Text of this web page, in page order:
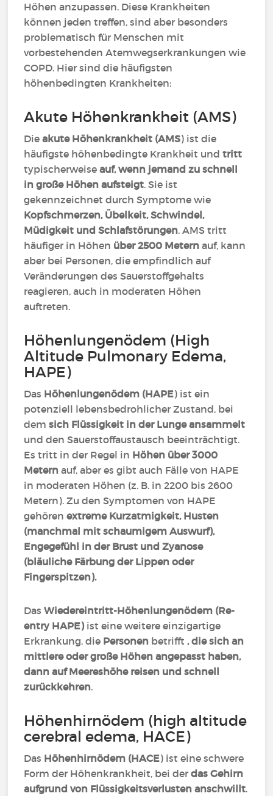
Höhen anzupassen. Diese Krankheiten
können jeden treffen, sind aber besonders
problematisch für Menschen mit
vorbestehenden Atemwegserkrankungen wie
COPD. Hier sind die häufigsten
höhenbedingten Krankheiten:
Akute Höhenkrankheit (AMS)
Die akute Höhenkrankheit (AMS) ist die
häufigste höhenbedingte Krankheit undtritt
typischerweiseauf, wenn jemand zu schnell
in große Höhen aufsteigt. Sie ist
gekennzeichnet durch Symptome wie
Kopfschmerzen, Übelkeit, Schwindel,
Müdigkeit und Schlafstörungen. AMS tritt
häufiger in Höhen über 2500 Metern auf, kann
aber bei Personen, die empfindlich auf
Veränderungen des Sauerstoffgehalts
reagieren, auch in moderaten Höhen
auftreten.
Höhenlungenödem (High
Altitude Pulmonary Edema,
HAPE)
Das Höhenlungenödem (HAPE) ist ein
potenziell lebensbedrohlicher Zustand, bei
demsich Flüssigkeit in der Lunge ansammelt
und den Sauerstoffaustausch beeinträchtigt.
Es tritt in der Regel in Höhen über 3000
Metern auf, aber es gibt auch Fälle von HAPE
in moderaten Höhen (z. B. in 2200 bis 2600
Metern). Zu den Symptomen von HAPE
gehörenextreme Kurzatmigkeit, Husten
(manchmal mit schaumigem Auswurf),
Engegefühl in der Brust und Zyanose
(bläuliche Färbung der Lippen oder
Fingerspitzen).
Das Wiedereintritt-Höhenlungenödem (Re-
entry HAPE)ist eine weitere einzigartige
Erkrankung, die Personen betrifft, die sich an
mittlere oder große Höhen angepasst haben,
dann auf Meereshöhe reisen und schnell
zurückkehren.
Höhenhirnödem (high altitude
cerebral edema, HACE)
Das Höhenhirnödem (HACE) ist eine schwere
Form der Höhenkrankheit, bei derdas Gehirn
aufgrund von Flüssigkeitsverlusten anschwillt.